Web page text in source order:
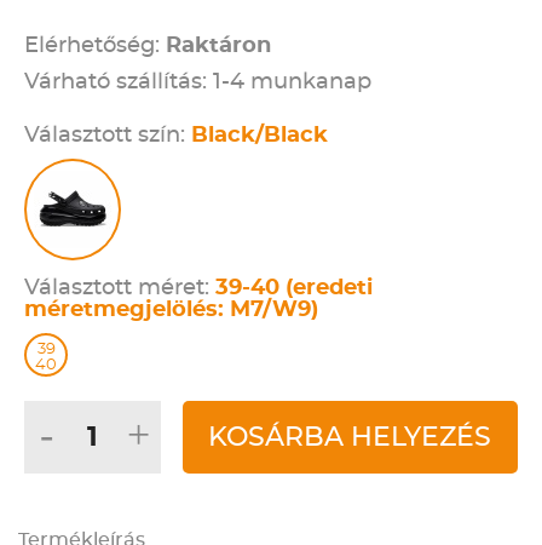
Elérhetőség: Raktáron
Várható szállítás: 1-4 munkanap
Választott szín: Black/Black
Választott méret: 39-40 (eredeti
méretmegjelölés: M7/W9)
39
40
- + KOSÁRBA HELYEZÉS
Termékleírás